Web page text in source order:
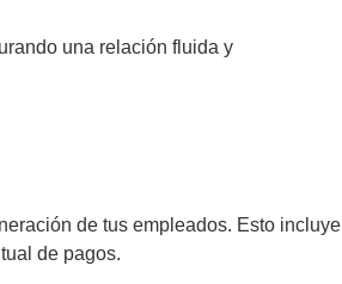
una relación fluida y
de tus empleados. Esto incluye
de pagos.